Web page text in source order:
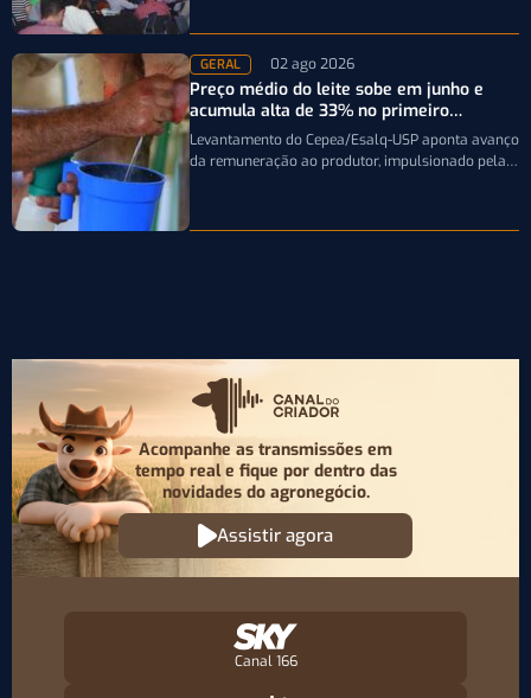
GERAL 02 ago 2026
Preço médio do leite sobe em junho e
acumula alta de 33% no primeiro
semestre
Levantamento do Cepea/Esalq-USP aponta avanço
da remuneração ao produtor, impulsionado pela
Acompanhe as transmissões em
tempo real e fique por dentro das
novidades do agronegócio.
Assistir agora
Canal 166